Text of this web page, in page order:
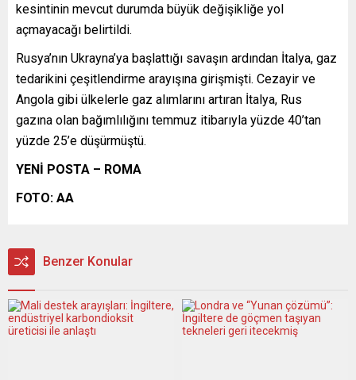
kesintinin mevcut durumda büyük değişikliğe yol
açmayacağı belirtildi.
Rusya’nın Ukrayna’ya başlattığı savaşın ardından İtalya, gaz
tedarikini çeşitlendirme arayışına girişmişti. Cezayir ve
Angola gibi ülkelerle gaz alımlarını artıran İtalya, Rus
gazına olan bağımlılığını temmuz itibarıyla yüzde 40’tan
yüzde 25’e düşürmüştü.
YENİ POSTA – ROMA
FOTO: AA
Benzer Konular